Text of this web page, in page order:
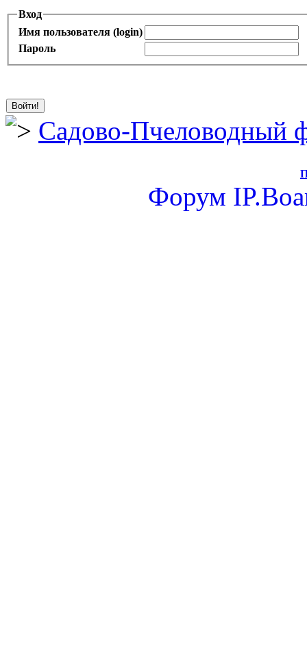
Вход
Имя пользователя (login)
Пароль
Садово-Пчеловодный
Форум